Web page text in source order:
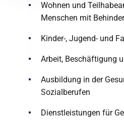
Wohnen und
Menschen mit
Kinder-, Jugend- und
Arbeit, Beschäftigung
Ausbildung in der
Sozialberufen
Dienstleistungen für